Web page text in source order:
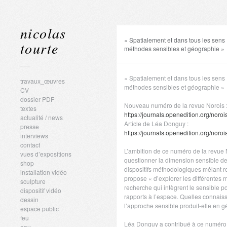
nicolas
tourte
travaux_œuvres
CV
dossier PDF
textes
actualité / news
presse
interviews
contact
vues d’expositions
shop
installation vidéo
sculpture
dispositif vidéo
dessin
espace public
feu
« Spatialement et dans tous les
méthodes sensibles et géographie »
« Spatialement et dans tous les
méthodes sensibles et géographie »
Nouveau numéro de la revue Norois :
https://journals.openedition.org/
Article de Léa Donguy :
https://journals.openedition.org/
L’ambition de ce numéro de la revue
questionner la dimension sensible
dispositifs méthodologiques mêlant
propose « d’explorer les différentes
recherche qui intègrent le sensible
rapports à l’espace. Quelles
l’approche sensible produit-elle en
Léa Donguy a contribué à ce